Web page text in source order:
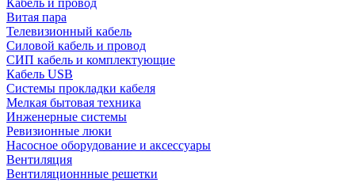
Кабель и провод
Витая пара
Телевизионный кабель
Силовой кабель и провод
СИП кабель и комплектующие
Кабель USB
Системы прокладки кабеля
Мелкая бытовая техника
Инженерные системы
Ревизионные люки
Насосное оборудование и аксессуары
Вентиляция
Вентиляционнные решетки